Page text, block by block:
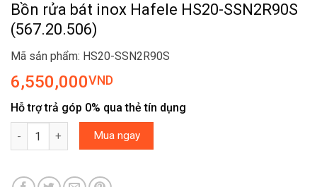
Bồn rửa bát inox Hafele HS20-SSN2R90S
(567.20.506)
Mã sản phẩm: HS20-SSN2R90S
6,550,000VND
Hỗ trợ trả góp 0% qua thẻ tín dụng
Bồn rửa bát inox Hafele HS20-SSN2R90S (567.20.506) số lượng
Mua ngay